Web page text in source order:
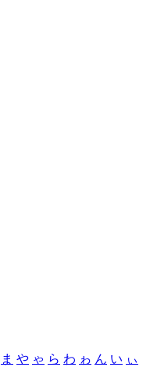
ま や ゃ ら わ ゎ ん い ぃ